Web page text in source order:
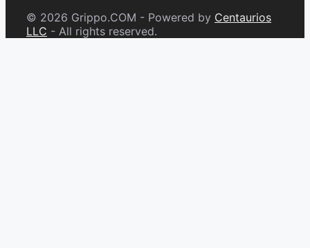
© 2026 Grippo.COM - Powered by Centaurios
LLC - All rights reserved.